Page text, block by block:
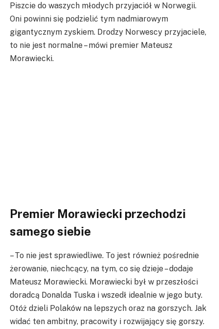
Piszcie do waszych młodych przyjaciół w Norwegii.
Oni powinni się podzielić tym nadmiarowym
gigantycznym zyskiem. Drodzy Norwescy przyjaciele,
to nie jest normalne – mówi premier Mateusz
Morawiecki.
Premier Morawiecki przechodzi
samego siebie
– To nie jest sprawiedliwe. To jest również pośrednie
żerowanie, niechcący, na tym, co się dzieje – dodaje
Mateusz Morawiecki. Morawiecki był w przeszłości
doradcą Donalda Tuska i wszedł idealnie w jego buty.
Otóż dzieli Polaków na lepszych oraz na gorszych. Jak
widać ten ambitny, pracowity i rozwijający się gorszy.